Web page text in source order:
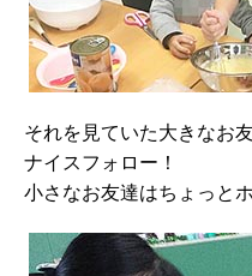
それを見ていた大きなお
ナイスフォロー！
小さなお友達はちょっと